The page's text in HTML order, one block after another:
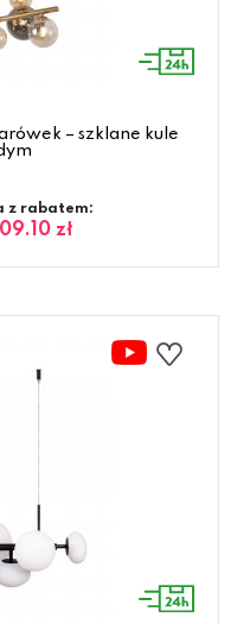
– szklane kule
z rabatem:
zł